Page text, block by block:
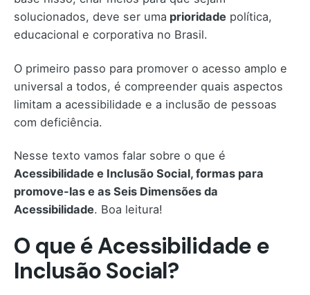
solucionados, deve ser uma prioridade política,
educacional e corporativa no Brasil.
O primeiro passo para promover o acesso amplo e
universal a todos, é compreender quais aspectos
limitam a acessibilidade e a inclusão de pessoas
com deficiência.
Nesse texto vamos falar sobre o que é
Acessibilidade e Inclusão Social, formas para
promove-las e as Seis Dimensões da
Acessibilidade. Boa leitura!
O que é Acessibilidade e
Inclusão Social?